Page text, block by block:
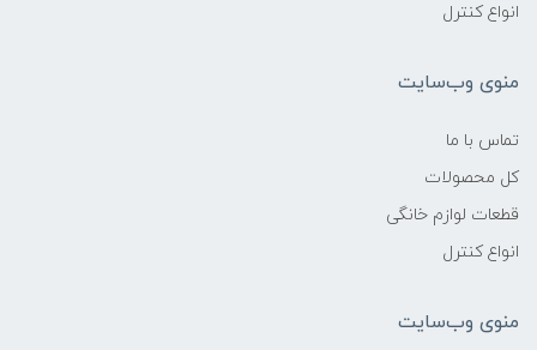
انواع کنترل
منوی وب‌سایت
تماس با ما
کل محصولات
قطعات لوازم خانگی
انواع کنترل
منوی وب‌سایت